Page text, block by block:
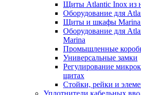
Щиты Atlantic Inox из
Оборудование для
Щиты и шкафы Marina
Оборудование для
Marina
Промышленные
Универсальные замки
Регулирование
щитах
Стойки, рейки и
Уплотнители кабельных